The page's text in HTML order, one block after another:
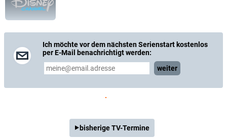
Ich möchte vor dem nächsten Serienstart kostenlos
per E-Mail benachrichtigt werden:
weiter
bisherige TV-Termine